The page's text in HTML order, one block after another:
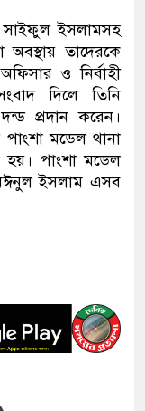
ইসলামসহ
তাদেরকে
ও নির্বাহী
দিলে তিনি
প্রদান করেন।
মডেল থানা
হয়। পাংশা মডেল
ইসলাম এসব